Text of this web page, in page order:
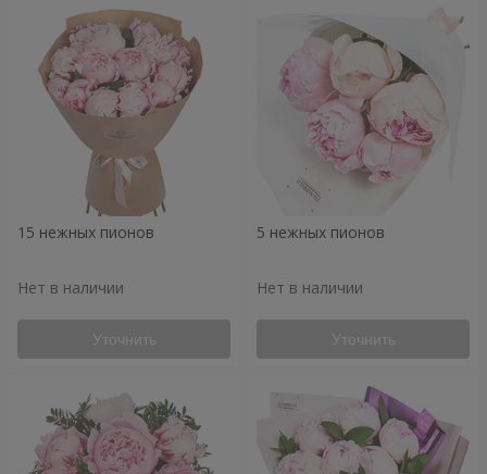
15 нежных пионов
Нет в наличии
Уточнить
5 нежных пионов
Нет в наличии
Уточнить